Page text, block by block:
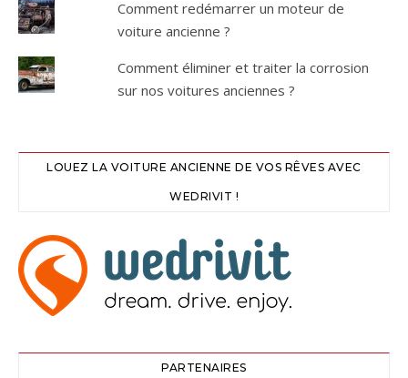
Comment redémarrer un moteur de
voiture ancienne ?
Comment éliminer et traiter la corrosion
sur nos voitures anciennes ?
LOUEZ LA VOITURE ANCIENNE DE VOS RÊVES AVEC
WEDRIVIT !
PARTENAIRES